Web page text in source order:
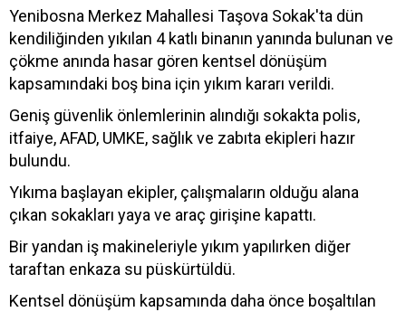
Yenibosna Merkez Mahallesi Taşova Sokak'ta dün
kendiliğinden yıkılan 4 katlı binanın yanında bulunan ve
çökme anında hasar gören kentsel dönüşüm
kapsamındaki boş bina için yıkım kararı verildi.
Geniş güvenlik önlemlerinin alındığı sokakta polis,
itfaiye, AFAD, UMKE, sağlık ve zabıta ekipleri hazır
bulundu.
Yıkıma başlayan ekipler, çalışmaların olduğu alana
çıkan sokakları yaya ve araç girişine kapattı.
Bir yandan iş makineleriyle yıkım yapılırken diğer
taraftan enkaza su püskürtüldü.
Kentsel dönüşüm kapsamında daha önce boşaltılan